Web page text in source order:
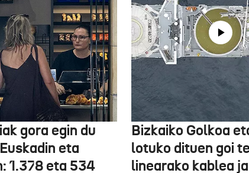
gora egin du
eta
1.378 eta 534
Bizkaiko Golkoa
lotuko dituen goi
linearako kablea